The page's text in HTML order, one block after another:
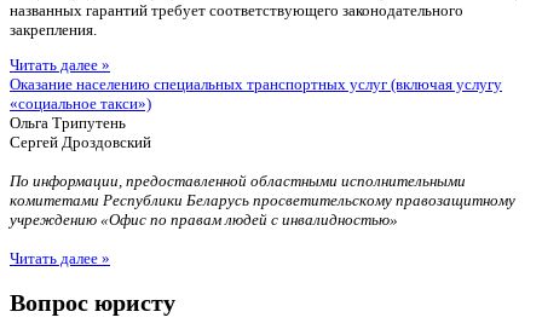
названных гарантий требует соответствующего законодательного
закрепления.
Читать далее »
Оказание населению специальных транспортных услуг (включая услугу
«социальное такси»)
Ольга Трипутень
Сергей Дроздовский
По информации, предоставленной областными исполнительными
комитетами Республики Беларусь просветительскому правозащитному
учреждению «Офис по правам людей с инвалидностью»
Читать далее »
Вопрос юристу